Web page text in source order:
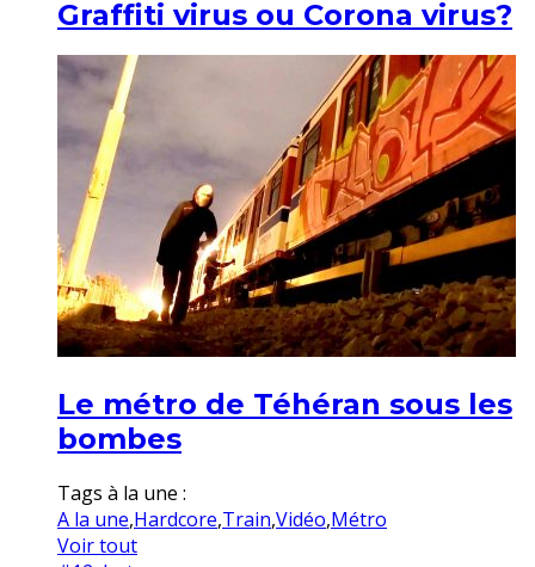
Graffiti virus ou Corona virus?
Le métro de Téhéran sous les
bombes
Tags à la une :
A la une,Hardcore,Train,Vidéo,Métro
Voir tout